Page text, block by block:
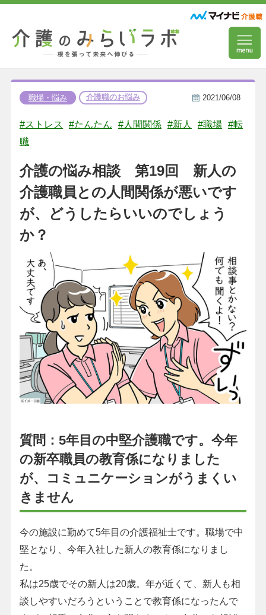
職場・悩み 介護職のお悩み 2021/06/08
#ストレス #たんたん #人間関係 #新人 #職場 #転
職
介護の悩み相談 第19回 新人の
介護職員との人間関係が悪いです
が、どうしたらいいのでしょう
か？
質問：5年目の中堅介護職です。今年
の新卒職員の教育係になりました
が、コミュニケーションがうまくい
きません
今の施設に勤めて5年目の介護福祉士です。職場で中
堅となり、今年入社した新人の教育係になりまし
た。
私は25歳でその新人は20歳。年が近くて、新人も相
談しやすいだろうということで教育係になったんで